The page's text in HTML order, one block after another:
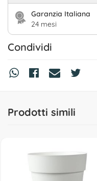
Garanzia Italiana
24 mesi
Condividi
Prodotti simili